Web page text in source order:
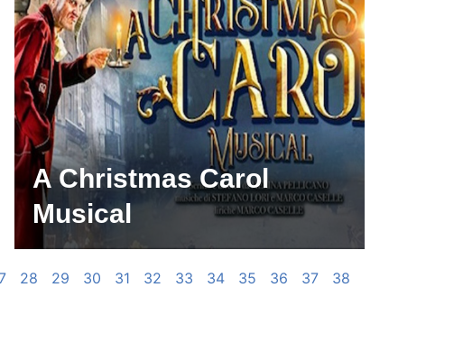
A Christmas Carol
Musical
28 29 30 31 32 33 34 35 36 37
38